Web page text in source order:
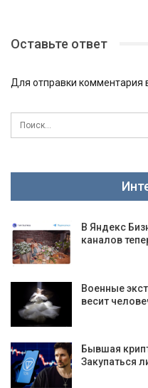
Оставьте ответ
Для отправки комментария
В Яндекс
каналов
Военные
весит
Бывшая
Закупаться